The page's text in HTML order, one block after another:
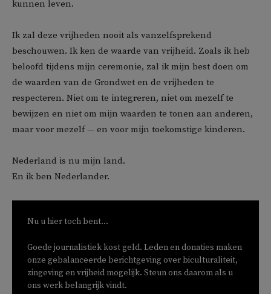
kunnen leven.
Ik zal deze vrijheden nooit als vanzelfsprekend
beschouwen. Ik ken de waarde van vrijheid. Zoals ik heb
beloofd tijdens mijn ceremonie, zal ik mijn best doen om
de waarden van de Grondwet en de vrijheden te
respecteren. Niet om te integreren, niet om mezelf te
bewijzen en niet om mijn waarden te tonen aan anderen,
maar voor mezelf — en voor mijn toekomstige kinderen.
Nederland is nu mijn land.
En ik ben Nederlander.
Nu u hier toch bent...
Goede journalistiek kost geld. Leden en donaties maken
onze gebalanceerde berichtgeving over biculturaliteit,
zingeving en vrijheid mogelijk. Steun ons daarom als u
ons werk belangrijk vindt.